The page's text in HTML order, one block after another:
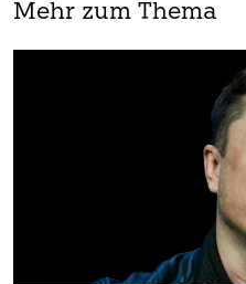
Mehr zum Thema